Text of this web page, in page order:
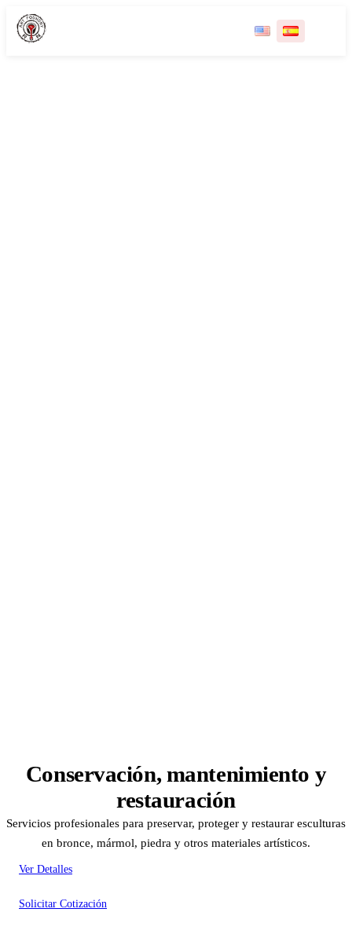
Conservación, mantenimiento y
restauración
Servicios profesionales para preservar, proteger y restaurar esculturas
en bronce, mármol, piedra y otros materiales artísticos.
Ver Detalles
Solicitar Cotización